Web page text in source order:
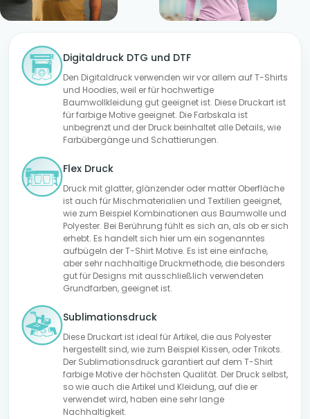
Digitaldruck DTG und DTF
Den Digitaldruck verwenden wir vor allem auf T-Shirts
und Hoodies, weil er für hochwertige
Baumwollkleidung gut geeignet ist. Diese Druckart ist
für farbige Motive geeignet. Die Farbskala ist
unbegrenzt und der Druck beinhaltet alle Details, wie
Farbübergänge und Schattierungen.
Flex Druck
Druck mit glatter, glänzender oder matter Oberfläche
ist auch für Mischmaterialien und Textilien geeignet,
wie zum Beispiel Kombinationen aus Baumwolle und
Polyester. Bei Berührung fühlt es sich an, als ob er sich
erhebt. Es handelt sich hier um ein sogenanntes
aufbügeln der T-Shirt Motive. Es ist eine einfache,
aber sehr nachhaltige Druckmethode, die besonders
gut für Designs mit ausschließlich verwendeten
Grundfarben, geeignet ist.
Sublimationsdruck
Diese Druckart ist ideal für Artikel, die aus Polyester
hergestellt sind, wie zum Beispiel Kissen, oder Trikots.
Der Sublimationsdruck garantiert auf dem T-Shirt
farbige Motive der höchsten Qualität. Der Druck selbst,
so wie auch die Artikel und Kleidung, auf die er
verwendet wird, haben eine sehr lange
Nachhaltigkeit.